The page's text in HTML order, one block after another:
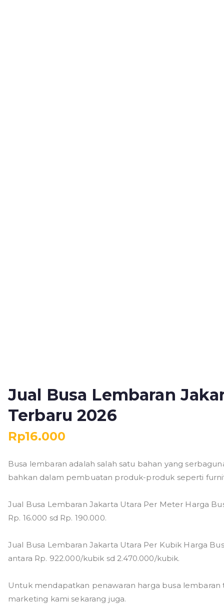
Jual Busa Lembaran
Terbaru 2026
Rp16.000
Busa lembaran adalah salah satu bahan yang
bahkan dalam pembuatan produk-produk seperti
Jual Busa Lembaran Jakarta Utara Per Meter Harga
Rp. 16.000 sd Rp. 190.000.
Jual Busa Lembaran Jakarta Utara Per Kubik Harga
antara Rp. 922.000/kubik sd 2.470.000/kubik.
Untuk mendapatkan penawaran harga busa
marketing kami sekarang juga.